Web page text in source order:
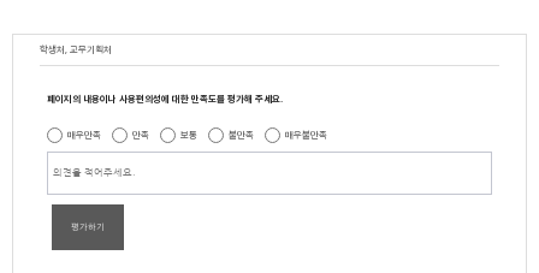
학생처, 교무기획처
페이지의 내용이나 사용편의성에 대한 만족도를 평가해 주세요.
매우만족 만족 보통 불만족 매우불만족
평가하기